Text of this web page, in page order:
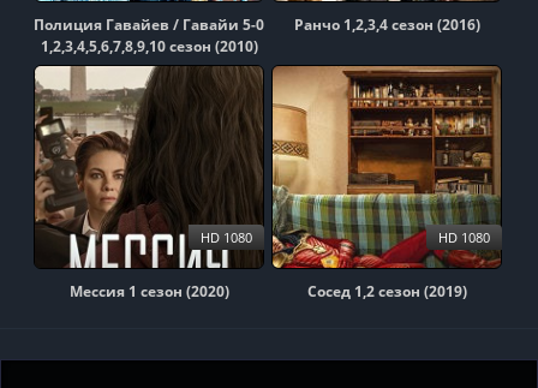
Полиция Гавайев / Гавайи 5-0
1,2,3,4,5,6,7,8,9,10 сезон (2010)
Ранчо 1,2,3,4 сезон (2016)
Мессия 1 сезон (2020)
HD 1080
Сосед 1,2 сезон (2019)
HD 1080